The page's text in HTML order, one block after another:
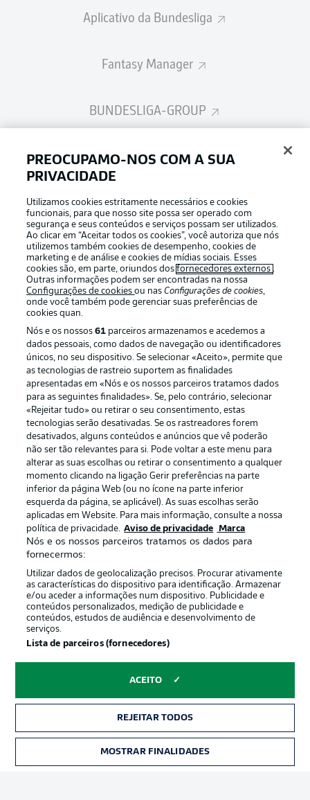
Aplicativo da Bundesliga
Fantasy Manager
BUNDESLIGA-GROUP
Escolha seu idioma
Português Modo de visualização
Login
Football as it’s meant to be
APLICATIVO DA BUNDESLIGA
Oferecido por
Termos de uso Emissoras
Trabalhe conosco Marca
PREOCUPAMO-NOS COM A SUA
PRIVACIDADE
Utilizamos cookies estritamente necessários e cookies
funcionais, para que nosso site possa ser operado com
segurança e seus conteúdos e serviços possam ser utilizados.
Ao clicar em “Aceitar todos os cookies”, você autoriza que nós
utilizemos também cookies de desempenho, cookies de
marketing e de análise e cookies de mídias sociais. Esses
cookies são, em parte, oriundos dosfornecedores externos .
Outras informações podem ser encontradas na nossa
Configurações de cookiesou nasConfigurações de cookies,
onde você também pode gerenciar suas preferências de
cookies quan.
Nós e os nossos61 parceiros armazenamos e acedemos a
dados pessoais, como dados de navegação ou identificadores
únicos, no seu dispositivo. Se selecionar «Aceito», permite que
as tecnologias de rastreio suportem as finalidades
apresentadas em «Nós e os nossos parceiros tratamos dados
para as seguintes finalidades». Se, pelo contrário, selecionar
«Rejeitar tudo» ou retirar o seu consentimento, estas
tecnologias serão desativadas. Se os rastreadores forem
desativados, alguns conteúdos e anúncios que vê poderão
não ser tão relevantes para si. Pode voltar a este menu para
alterar as suas escolhas ou retirar o consentimento a qualquer
momento clicando na ligação Gerir preferências na parte
inferior da página Web (ou no ícone na parte inferior
esquerda da página, se aplicável). As suas escolhas serão
aplicadas em Website. Para mais informação, consulte a nossa
política de privacidade. Aviso de privacidade Marca
Nós e os nossos parceiros tratamos os dados para
fornecermos:
Utilizar dados de geolocalização precisos. Procurar ativamente
as características do dispositivo para identificação. Armazenar
e/ou aceder a informações num dispositivo. Publicidade e
conteúdos personalizados, medição de publicidade e
conteúdos, estudos de audiência e desenvolvimento de
serviços.
Lista de parceiros (fornecedores)
ACEITO
REJEITAR TODOS
MOSTRAR FINALIDADES